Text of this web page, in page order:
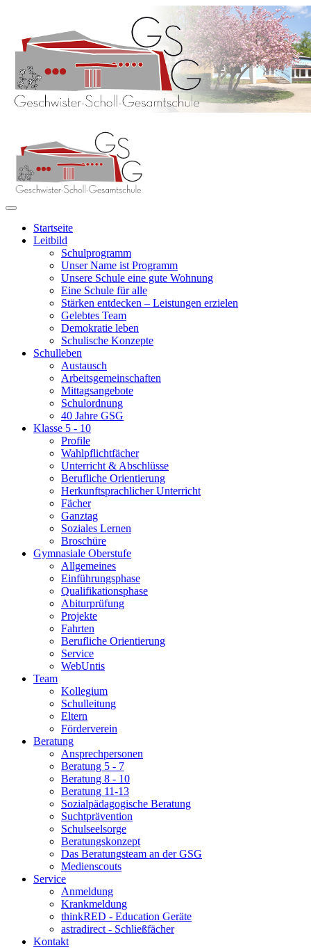
Startseite
Leitbild
Schulprogramm
Unser Name ist Programm
Unsere Schule eine gute Wohnung
Eine Schule für alle
Stärken entdecken – Leistungen erzielen
Gelebtes Team
Demokratie leben
Schulische Konzepte
Schulleben
Austausch
Arbeitsgemeinschaften
Mittagsangebote
Schulordnung
40 Jahre GSG
Klasse 5 - 10
Profile
Wahlpflichtfächer
Unterricht & Abschlüsse
Berufliche Orientierung
Herkunftsprachlicher Unterricht
Fächer
Ganztag
Soziales Lernen
Broschüre
Gymnasiale Oberstufe
Allgemeines
Einführungsphase
Qualifikationsphase
Abiturprüfung
Projekte
Fahrten
Berufliche Orientierung
Service
WebUntis
Team
Kollegium
Schulleitung
Eltern
Förderverein
Beratung
Ansprechpersonen
Beratung 5 - 7
Beratung 8 - 10
Beratung 11-13
Sozialpädagogische Beratung
Suchtprävention
Schulseelsorge
Beratungskonzept
Das Beratungsteam an der GSG
Medienscouts
Service
Anmeldung
Krankmeldung
thinkRED - Education Geräte
astradirect - Schließfächer
Kontakt